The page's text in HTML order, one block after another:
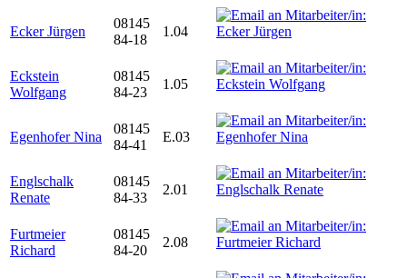
Ecker Jürgen
08145
84-18
1.04
Eckstein
Wolfgang
08145
84-23
1.05
Egenhofer Nina
08145
84-41
E.03
Englschalk
Renate
08145
84-33
2.01
Furtmeier
Richard
08145
84-20
2.08